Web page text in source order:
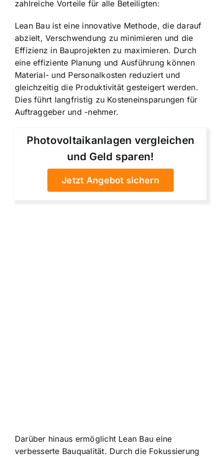
zahlreiche Vorteile für alle Beteiligten:
Lean Bau ist eine innovative Methode, die darauf
abzielt, Verschwendung zu minimieren und die
Effizienz in Bauprojekten zu maximieren. Durch
eine effiziente Planung und Ausführung können
Material- und Personalkosten reduziert und
gleichzeitig die Produktivität gesteigert werden.
Dies führt langfristig zu Kosteneinsparungen für
Auftraggeber und -nehmer.
Photovoltaikanlagen vergleichen
und Geld sparen!
Jetzt Angebot sichern
Darüber hinaus ermöglicht Lean Bau eine
verbesserte Bauqualität. Durch die Fokussierung